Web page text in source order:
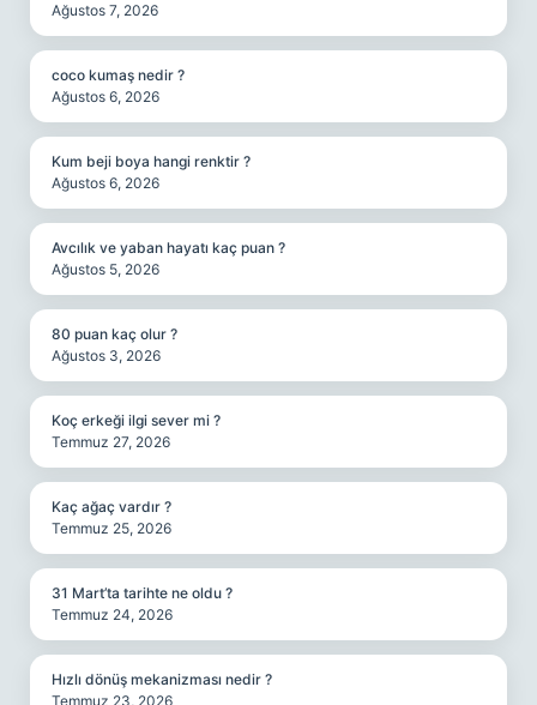
Ağustos 7, 2026
coco kumaş nedir ?
Ağustos 6, 2026
Kum beji boya hangi renktir ?
Ağustos 6, 2026
Avcılık ve yaban hayatı kaç puan ?
Ağustos 5, 2026
80 puan kaç olur ?
Ağustos 3, 2026
Koç erkeği ilgi sever mi ?
Temmuz 27, 2026
Kaç ağaç vardır ?
Temmuz 25, 2026
31 Mart’ta tarihte ne oldu ?
Temmuz 24, 2026
Hızlı dönüş mekanizması nedir ?
Temmuz 23, 2026